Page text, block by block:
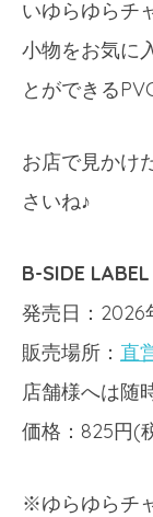
いゆらゆらチ
小物をお気に
とができる
お店で見かけ
さいね♪
B-SIDE
発売日：2026
販売場所： 直
店舗様へは随
価格：825円(
※ゆらゆらチ